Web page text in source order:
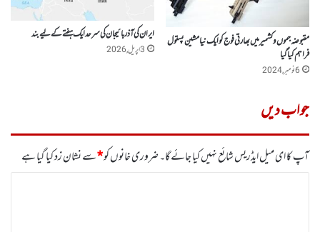
مقبوضہ جموں وکشمیرمیں بھارتی فوج کو ایک نیامشین پستول
فراہم کیاگیا
6 نومبر, 2024
ایران کی آذربائیجان کی سرحد ایک ہفتے کے لیے بند
3 اپریل, 2026
جواب دیں
آپ کا ای میل ایڈریس شائع نہیں کیا جائے گا۔ضروری خانوں کو*سے نشان زد کیا گیا ہے